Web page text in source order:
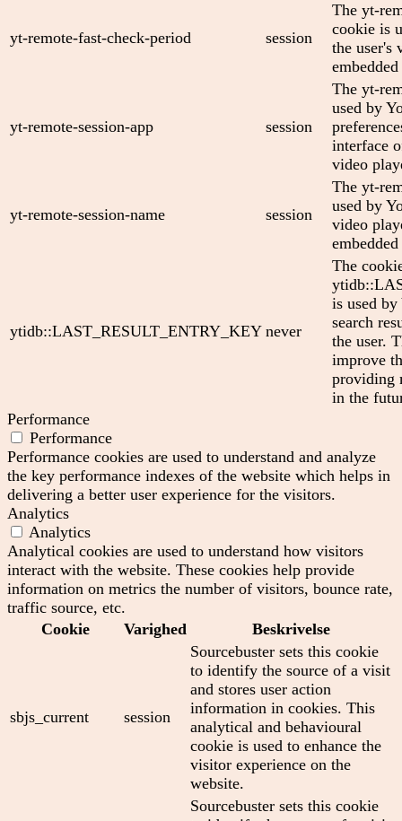
yt-remote-fast-check-period session
The yt-
cookie is
the user's
yt-remote-session-app session
The yt-
used by
interface
video
yt-remote-session-name session
The yt-
used by
video
ytidb::LAST_RESULT_ENTRY_KEY never
The
is used by
search
the user.
improve
providing
in the
Performance
Performance
Performance cookies are used to understand and analyze
the key performance indexes of the website which helps in
delivering a better user experience for the visitors.
Analytics
Analytics
Analytical cookies are used to understand how visitors
interact with the website. These cookies help provide
information on metrics the number of visitors, bounce rate,
traffic source, etc.
Cookie
Varighed Beskrivelse
sbjs_current session
Sourcebuster sets this cookie
to identify the source of a visit
and stores user action
information in cookies. This
analytical and behavioural
cookie is used to enhance the
visitor experience on the
website.
Sourcebuster sets this cookie